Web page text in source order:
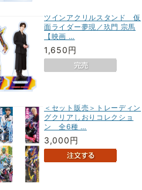
ツインアクリルスタンド 仮
面ライダー夢現／玖門 宗馬
【映画 …
1,650円
＜セット販売＞トレーディン
グクリアしおりコレクショ
ン 全6種 …
3,000円